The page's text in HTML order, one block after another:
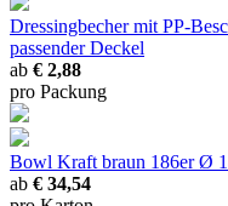
Dressingbecher mit PP-
passender Deckel
ab € 2,88
pro Packung
Bowl Kraft braun 186erØ
ab € 34,54